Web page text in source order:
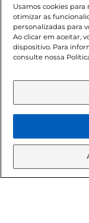
o e-commerce e
sofrer alterações
de bebidas
Lei n.º 8069/90,
Adolescente).
aviso prévio. O
©
Usamos cookies
otimizar as
personalizadas para
Ao clicar em aceitar,
dispositivo. Para
consulte nossa